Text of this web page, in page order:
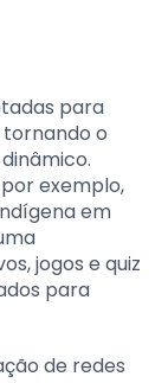
para
o
exemplo,
em
jogos e quiz
para
de redes